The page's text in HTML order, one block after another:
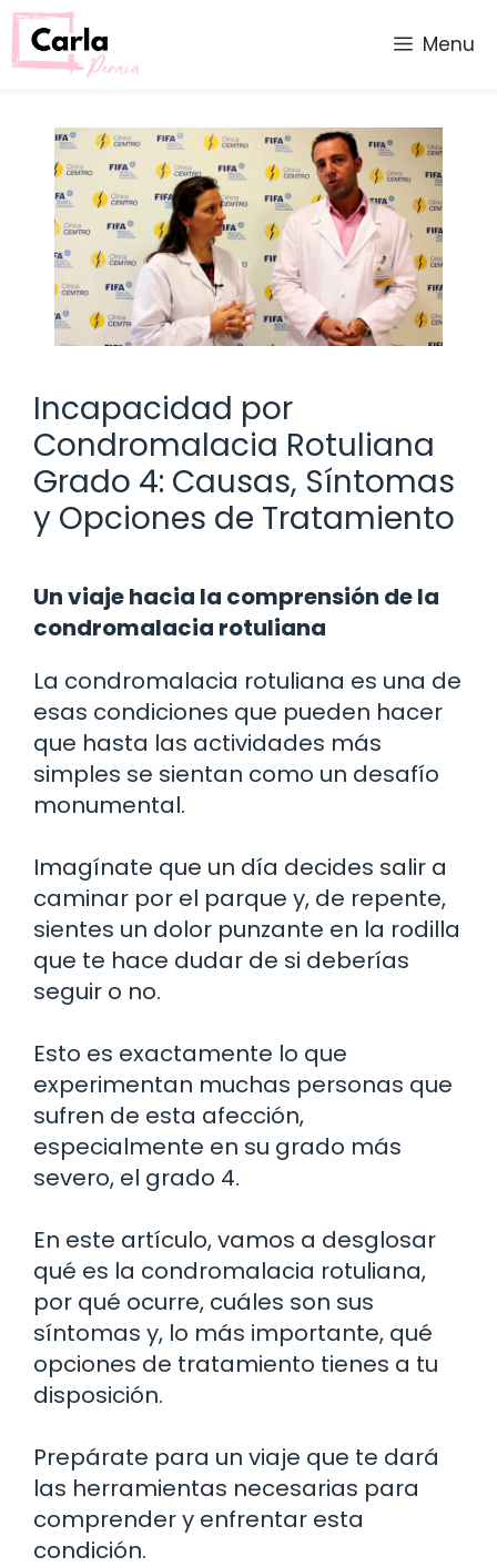
Saltar
al
contenido
Menu
Incapacidad por
Condromalacia Rotuliana
Grado 4: Causas, Síntomas
y Opciones de Tratamiento
Un viaje hacia la comprensión de la
condromalacia rotuliana
La condromalacia rotuliana es una de
esas condiciones que pueden hacer
que hasta las actividades más
simples se sientan como un desafío
monumental.
Imagínate que un día decides salir a
caminar por el parque y, de repente,
sientes un dolor punzante en la rodilla
que te hace dudar de si deberías
seguir o no.
Esto es exactamente lo que
experimentan muchas personas que
sufren de esta afección,
especialmente en su grado más
severo, el grado 4.
En este artículo, vamos a desglosar
qué es la condromalacia rotuliana,
por qué ocurre, cuáles son sus
síntomas y, lo más importante, qué
opciones de tratamiento tienes a tu
disposición.
Prepárate para un viaje que te dará
las herramientas necesarias para
comprender y enfrentar esta
condición.